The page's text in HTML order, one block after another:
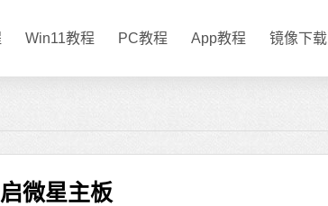
Win11教程 PC教程 App教程 镜像下载
微星主板